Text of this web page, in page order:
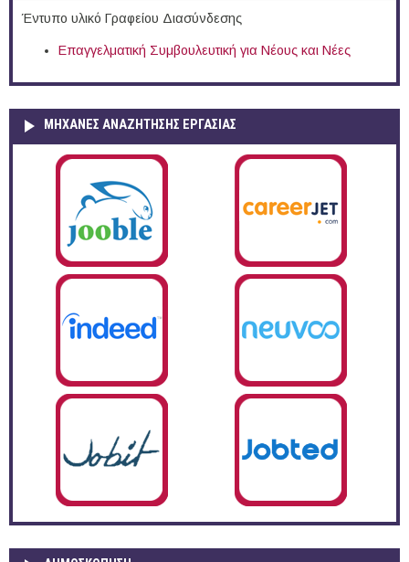
Έντυπο υλικό Γραφείου Διασύνδεσης
Επαγγελματική Συμβουλευτική για Νέους και Νέες
ΜΗΧΑΝΕΣ ΑΝΑΖΗΤΗΣΗΣ ΕΡΓΑΣΙΑΣ